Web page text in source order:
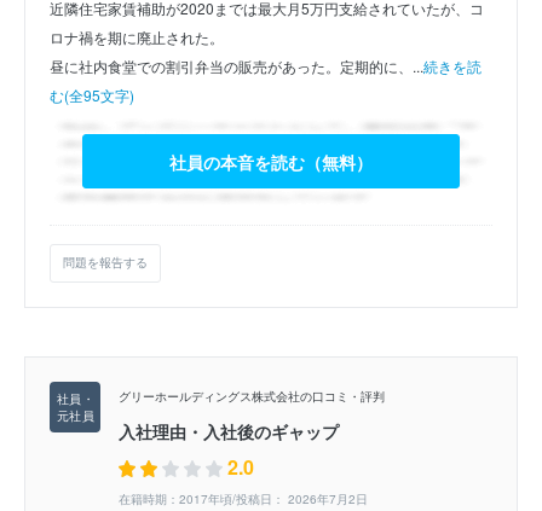
近隣住宅家賃補助が2020までは最大月5万円支給されていたが、コ
ロナ禍を期に廃止された。
昼に社内食堂での割引弁当の販売があった。定期的に、...続きを読
む(全95文字)
社員の本音を読む（無料）
問題を報告する
グリーホールディングス株式会社の口コミ・評判
入社理由・入社後のギャップ
2.0
在籍時期：2017年頃/投稿日： 2026年7月2日